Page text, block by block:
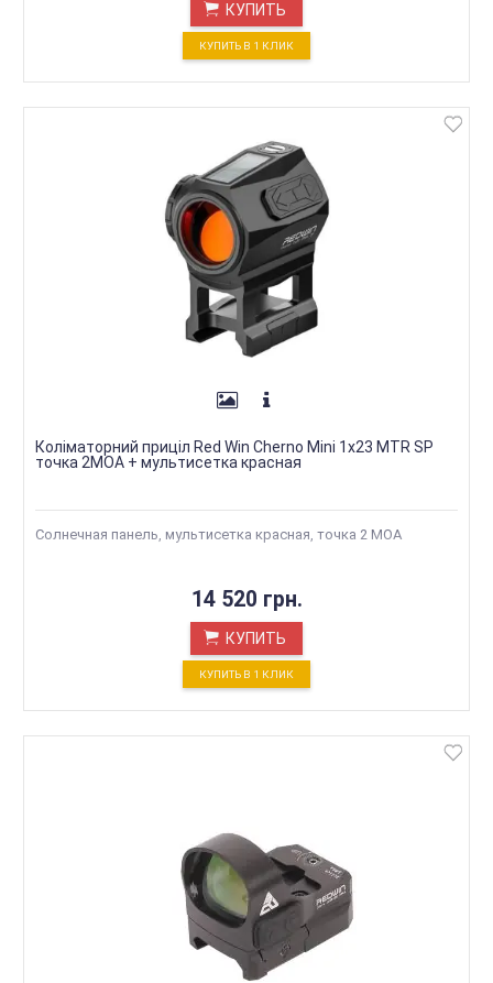
КУПИТЬ
КУПИТЬ В 1 КЛИК
Коліматорний приціл Red Win Cherno Mini 1x23 MTR SP
точка 2МОА + мультисетка красная
Солнечная панель, мультисетка красная, точка 2 МОА
14 520 грн.
КУПИТЬ
КУПИТЬ В 1 КЛИК